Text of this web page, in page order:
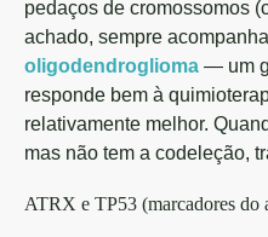
pedaços de cromossomos
achado, sempre
oligodendroglioma — um
responde bem à
relativamente melhor.
mas não tem a codeleção,
ATRX e TP53 (marcadores do